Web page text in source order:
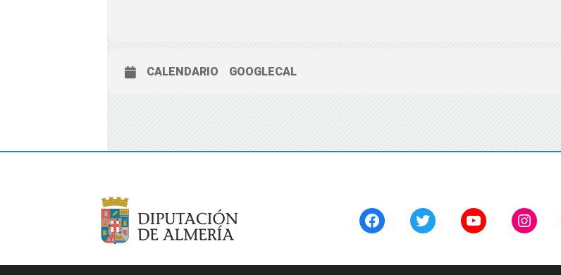
CALENDARIO GOOGLECAL
FacebookTwitterYouTube